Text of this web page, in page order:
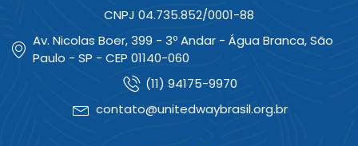
CNPJ 04.735.852/0001-88
Av. Nicolas Boer, 399 - 3º Andar - Água Branca, São
Paulo - SP - CEP 01140-060
(11) 94175-9970
contato@unitedwaybrasil.org.br